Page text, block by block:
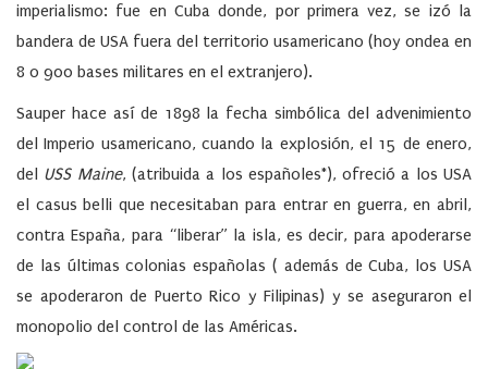
imperialismo: fue en Cuba donde, por primera vez, se izó la
bandera de USA fuera del territorio usamericano (hoy ondea en
8 o 900 bases militares en el extranjero).
Sauper hace así de 1898 la fecha simbólica del advenimiento
del Imperio usamericano, cuando la explosión, el 15 de enero,
del USS Maine, (atribuida a los españoles*), ofreció a los USA
el casus belli que necesitaban para entrar en guerra, en abril,
contra España, para “liberar” la isla, es decir, para apoderarse
de las últimas colonias españolas ( además de Cuba, los USA
se apoderaron de Puerto Rico y Filipinas) y se aseguraron el
monopolio del control de las Américas.